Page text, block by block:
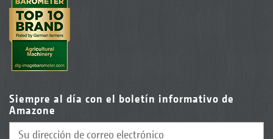
Siempre al día con el boletín informativo de
Amazone